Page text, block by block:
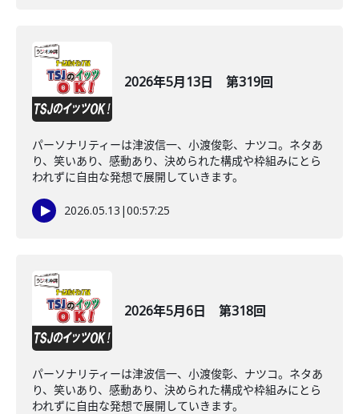
2026年5月13日 第319回
パーソナリティーは津波信一、小渡俊彰、ナツコ。ネタあ
り、笑いあり、感動あり、決められた構成や枠組みにとら
われずに自由な発想で展開していきます。
2026.05.13 |00:57:25
2026年5月6日 第318回
パーソナリティーは津波信一、小渡俊彰、ナツコ。ネタあ
り、笑いあり、感動あり、決められた構成や枠組みにとら
われずに自由な発想で展開していきます。